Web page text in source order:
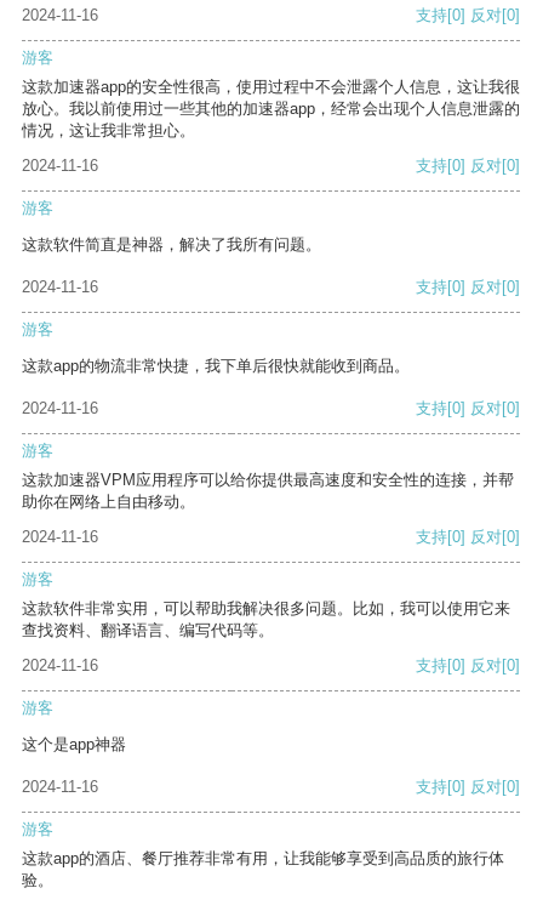
2024-11-16 支持[0] 反对[0]
游客
这款加速器app的安全性很高，使用过程中不会泄露个人信息，这让我很
放心。我以前使用过一些其他的加速器app，经常会出现个人信息泄露的
情况，这让我非常担心。
2024-11-16
支持[0] 反对[0]
游客
这款软件简直是神器，解决了我所有问题。
2024-11-16 支持[0] 反对[0]
游客
这款app的物流非常快捷，我下单后很快就能收到商品。
2024-11-16 支持[0] 反对[0]
游客
这款加速器VPM应用程序可以给你提供最高速度和安全性的连接，并帮
助你在网络上自由移动。
2024-11-16
支持[0] 反对[0]
游客
这款软件非常实用，可以帮助我解决很多问题。比如，我可以使用它来
查找资料、翻译语言、编写代码等。
2024-11-16
支持[0] 反对[0]
游客
这个是app神器
2024-11-16 支持[0] 反对[0]
游客
这款app的酒店、餐厅推荐非常有用，让我能够享受到高品质的旅行体
验。